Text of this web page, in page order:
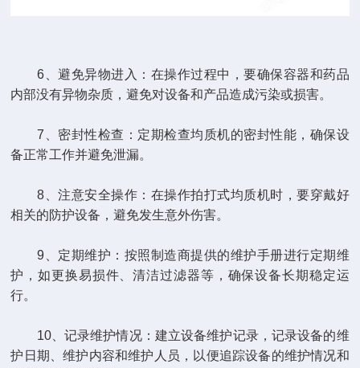
6、避免异物进入：在操作过程中，要确保容器和药品
内部没有异物杂质，避免对设备和产品造成污染或损害。
7、密封性检查：定期检查均质机的密封性能，确保设
备正常工作并避免泄漏。
8、注意安全操作：在操作拍打式均质机时，要穿戴好
相关的防护设备，避免发生意外伤害。
9、定期维护：按照制造商提供的维护手册进行定期维
护，如更换易损件、清洁过滤器等，确保设备长期稳定运
行。
10、记录维护情况：建立设备维护记录，记录设备的维
护日期、维护内容和维护人员，以便追踪设备的维护情况和